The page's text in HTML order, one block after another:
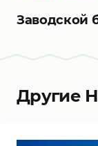
Заводской
Другие